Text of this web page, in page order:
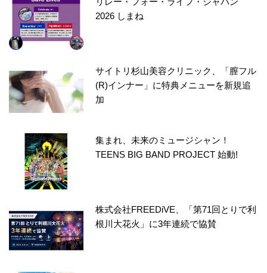
2026 しまね
サイトリ杉山美容クリニック、「膣フル
(R)インナー」に特典メニューを新規追
加
集まれ、未来のミュージシャン！
TEENS BIG BAND PROJECT 始動!
株式会社FREEDiVE、「第71回とりで利
根川大花火」に3年連続で協賛